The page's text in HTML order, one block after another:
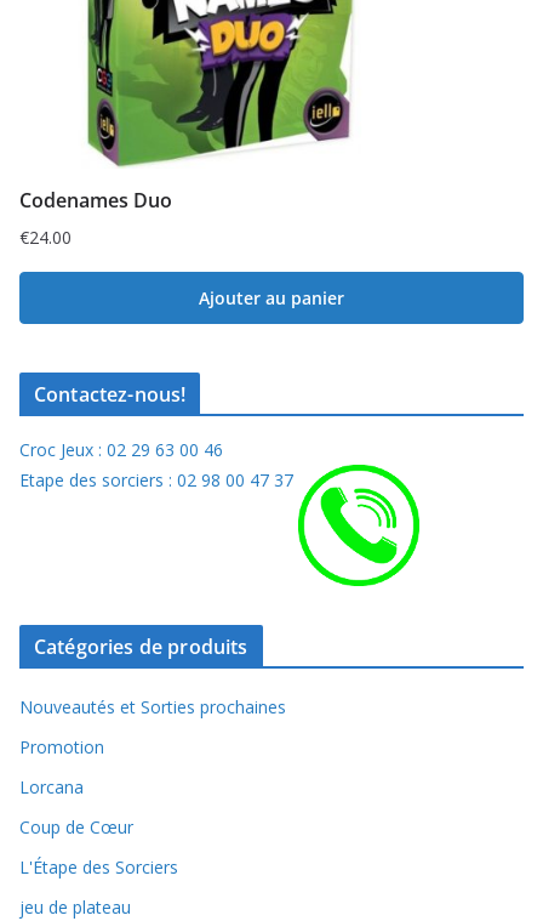
Codenames Duo
€24.00
Ajouter au panier
Contactez-nous!
Croc Jeux : 02 29 63 00 46
Etape des sorciers : 02 98 00 47 37
Catégories de produits
Nouveautés et Sorties prochaines
Promotion
Lorcana
Coup de Cœur
L'Étape des Sorciers
jeu de plateau